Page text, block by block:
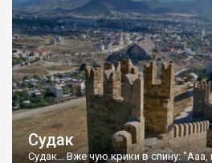
Судак
Судак... Вже чую крики в спину: